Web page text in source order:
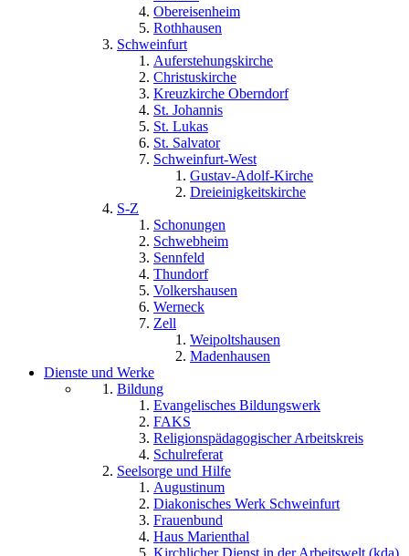
Obereisenheim
Rothhausen
Schweinfurt
Auferstehungskirche
Christuskirche
Kreuzkirche Oberndorf
St. Johannis
St. Lukas
St. Salvator
Schweinfurt-West
Gustav-Adolf-Kirche
Dreieinigkeitskirche
S-Z
Schonungen
Schwebheim
Sennfeld
Thundorf
Volkershausen
Werneck
Zell
Weipoltshausen
Madenhausen
Dienste und Werke
Bildung
Evangelisches Bildungswerk
FAKS
Religionspädagogischer Arbeitskreis
Schulreferat
Seelsorge und Hilfe
Augustinum
Diakonisches Werk Schweinfurt
Frauenbund
Haus Marienthal
Kirchlicher Dienst in der Arbeitswelt (kda)